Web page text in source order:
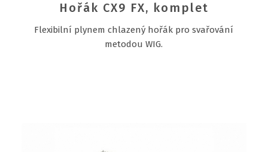
Hořák CX9 FX, komplet
Flexibilní plynem chlazený hořák pro svařování
metodou WIG.